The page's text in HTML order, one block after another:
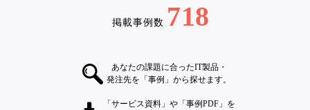
掲載事例数 718
あなたの課題に合ったIT製品・
発注先を「事例」から探せます。
「サービス資料」や「事例PDF」を